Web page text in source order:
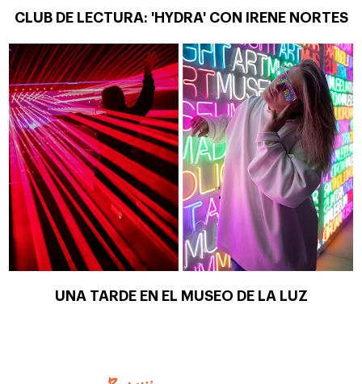
CLUB DE LECTURA: 'HYDRA' CON IRENE NORTES
UNA TARDE EN EL MUSEO DE LA LUZ